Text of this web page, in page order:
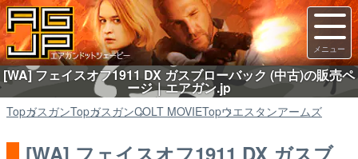
[WA] フェイスオフ1911 DX ガスブローバック (中古)の販売ペ
ージ｜エアガン.jp
TopガスガンTopガスガンCOLT MOVIETopウエスタンアームズ
[WA] フェイスオフ1911 DX ガスブ